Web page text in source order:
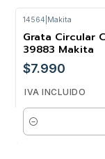
14564 Makita
Grata Circular
39883 Makita
$7.990
IVA INCLUIDO
Cantidad